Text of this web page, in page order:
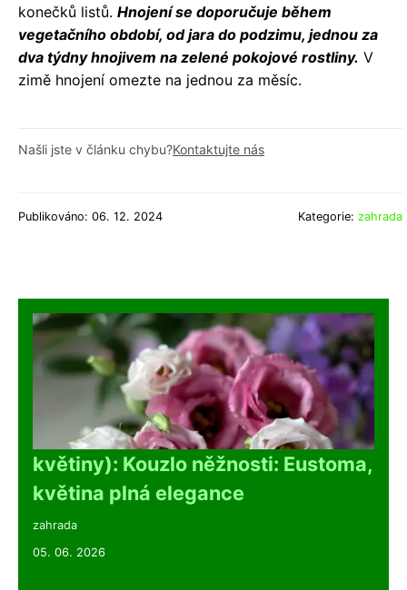
konečků listů. Hnojení se doporučuje během
vegetačního období, od jara do podzimu, jednou za
dva týdny hnojivem na zelené pokojové rostliny. V
zimě hnojení omezte na jednou za měsíc.
Našli jste v článku chybu?Kontaktujte nás
Publikováno: 06. 12. 2024 Kategorie: zahrada
květiny): Kouzlo něžnosti: Eustoma,
květina plná elegance
zahrada
05. 06. 2026